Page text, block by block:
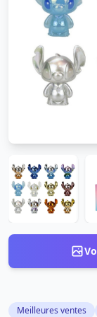
Meilleures ventes